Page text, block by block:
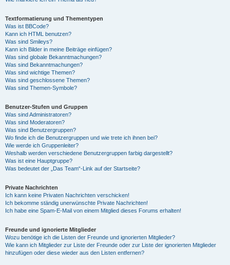
Textformatierung und Thementypen
Was ist BBCode?
Kann ich HTML benutzen?
Was sind Smileys?
Kann ich Bilder in meine Beiträge einfügen?
Was sind globale Bekanntmachungen?
Was sind Bekanntmachungen?
Was sind wichtige Themen?
Was sind geschlossene Themen?
Was sind Themen-Symbole?
Benutzer-Stufen und Gruppen
Was sind Administratoren?
Was sind Moderatoren?
Was sind Benutzergruppen?
Wo finde ich die Benutzergruppen und wie trete ich ihnen bei?
Wie werde ich Gruppenleiter?
Weshalb werden verschiedene Benutzergruppen farbig dargestellt?
Was ist eine Hauptgruppe?
Was bedeutet der „Das Team“-Link auf der Startseite?
Private Nachrichten
Ich kann keine Privaten Nachrichten verschicken!
Ich bekomme ständig unerwünschte Private Nachrichten!
Ich habe eine Spam-E-Mail von einem Mitglied dieses Forums erhalten!
Freunde und ignorierte Mitglieder
Wozu benötige ich die Listen der Freunde und ignorierten Mitglieder?
Wie kann ich Mitglieder zur Liste der Freunde oder zur Liste der ignorierten Mitglieder
hinzufügen oder diese wieder aus den Listen entfernen?